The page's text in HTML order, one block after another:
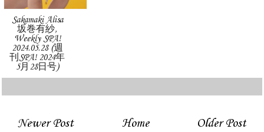
Sakamaki Alisa
坂巻有紗,
Weekly SPA!
2024.05.28 (週
刊SPA! 2024年
5月28日号)
Newer Post Older Post
Home